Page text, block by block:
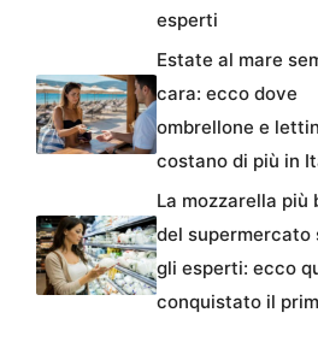
esperti
Estate al mare
cara: ecco dove
ombrellone e
costano di più in
La mozzarella più
del supermercato
gli esperti: ecco
conquistato il